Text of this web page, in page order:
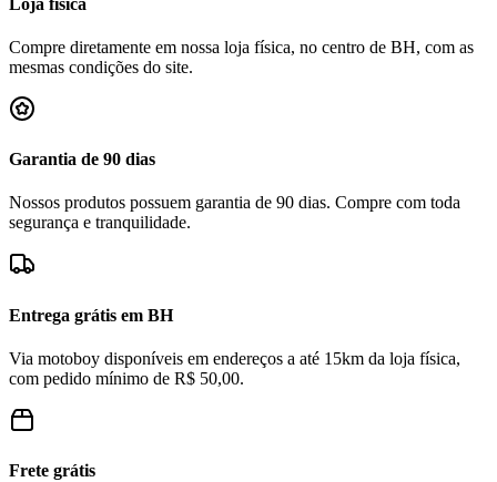
Compre diretamente em nossa loja física, no centro de BH, com as
mesmas condições do site.
Garantia de 90 dias
Nossos produtos possuem garantia de 90 dias. Compre com toda
segurança e tranquilidade.
Entrega grátis em BH
Via motoboy disponíveis em endereços a até 15km da loja física,
com pedido mínimo de R$ 50,00.
Frete grátis